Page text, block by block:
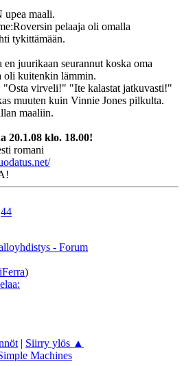
upea maali.
pelaaja oli omalla
tykittämään.
juurikaan seurannut koska oma
oli kuitenkin lämmin.
virveli!" "Ite kalastat jatkuvasti!"
muuten kuin Vinnie Jones pilkulta.
maaliin.
20.1.08 klo. 18.00!
romani
44
- Forum
)
| Siirry ylös ▲
Machines